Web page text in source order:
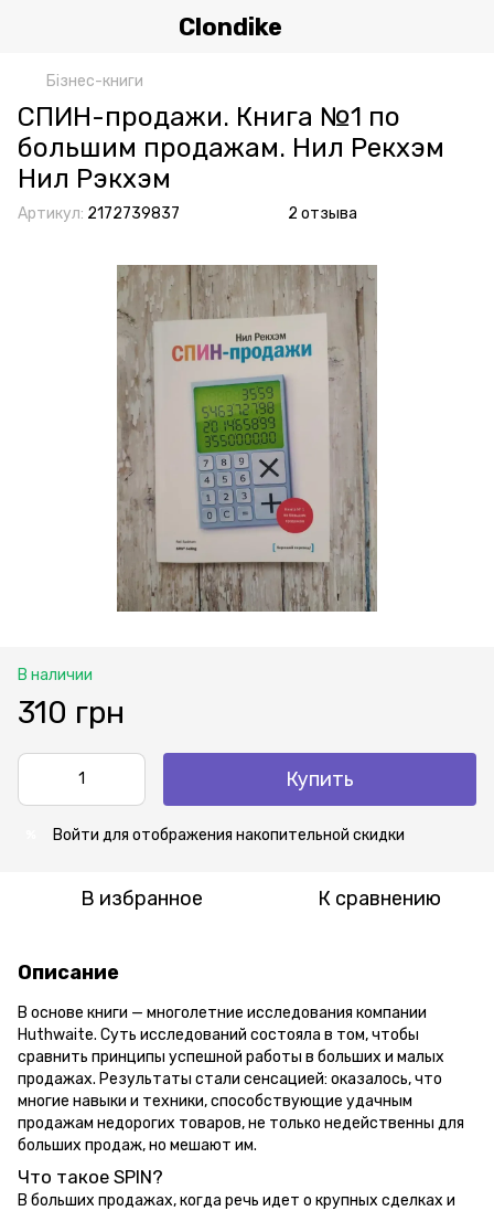
Clondike
Бізнес-книги
СПИН-продажи. Книга №1 по
большим продажам. Нил Рекхэм
Нил Рэкхэм
Артикул: 2172739837 2 отзыва
В наличии
310 грн
Купить
Войти для отображения накопительной скидки
В избранное К сравнению
Описание
В основе книги — многолетние исследования компании
Huthwaite. Суть исследований состояла в том, чтобы
сравнить принципы успешной работы в больших и малых
продажах. Результаты стали сенсацией: оказалось, что
многие навыки и техники, способствующие удачным
продажам недорогих товаров, не только недейственны для
больших продаж, но мешают им.
Что такое SPIN?
В больших продажах, когда речь идет о крупных сделках и